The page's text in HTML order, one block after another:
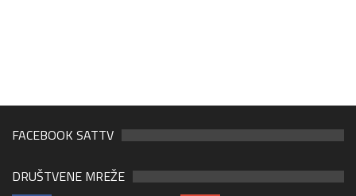
FACEBOOK SATTV
DRUŠTVENE MREŽE